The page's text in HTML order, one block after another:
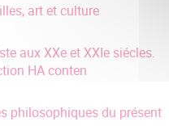
art et culture
aux XXe et XXIe siécles.
HA conten
philosophiques du présent